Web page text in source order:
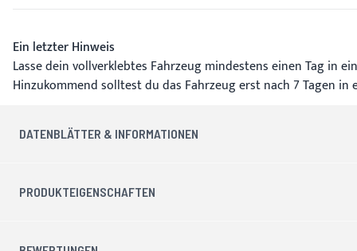
Ein letzter Hinweis
Lasse dein vollverklebtes Fahrzeug mindestens einen Tag in
Hinzukommend solltest du das Fahrzeug erst nach 7 Tagen in
DATENBLÄTTER & INFORMATIONEN
PRODUKTEIGENSCHAFTEN